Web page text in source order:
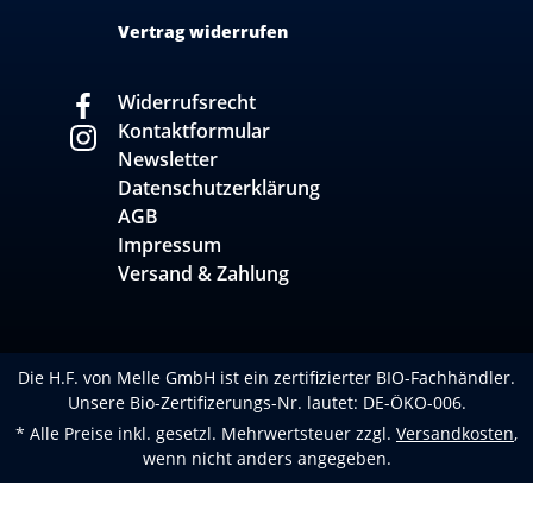
Vertrag widerrufen
Widerrufsrecht
Kontaktformular
Newsletter
Datenschutzerklärung
AGB
Impressum
Versand & Zahlung
Die H.F. von Melle GmbH ist ein zertifizierter BIO-Fachhändler.
Unsere Bio-Zertifizerungs-Nr. lautet: DE-ÖKO-006.
* Alle Preise inkl. gesetzl. Mehrwertsteuer zzgl. Versandkosten,
wenn nicht anders angegeben.